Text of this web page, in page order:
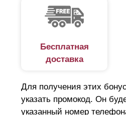
Бесплатная
доставка
Для получения этих
указать промокод. Он
указанный номер